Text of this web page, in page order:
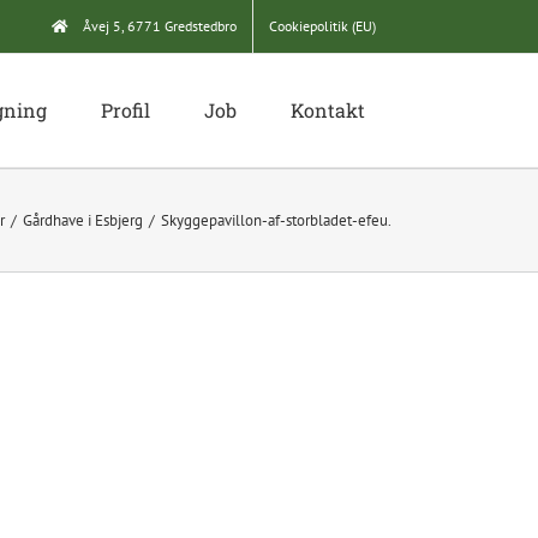
Åvej 5, 6771 Gredstedbro Cookiepolitik (EU)
Profil Job Kontakt
Gårdhave i Esbjerg Skyggepavillon-af-storbladet-efeu.